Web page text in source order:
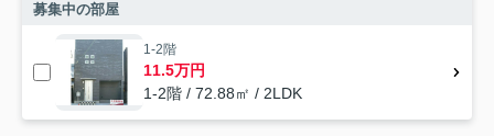
募集中の部屋
1-2階
11.5万円
1-2階 / 72.88㎡ / 2LDK